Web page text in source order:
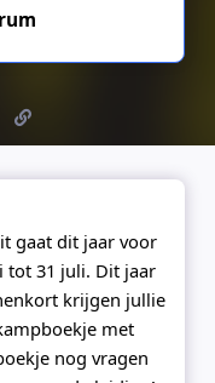
gaat dit jaar voor
tot 31 juli. Dit jaar
krijgen jullie
met
nog vragen